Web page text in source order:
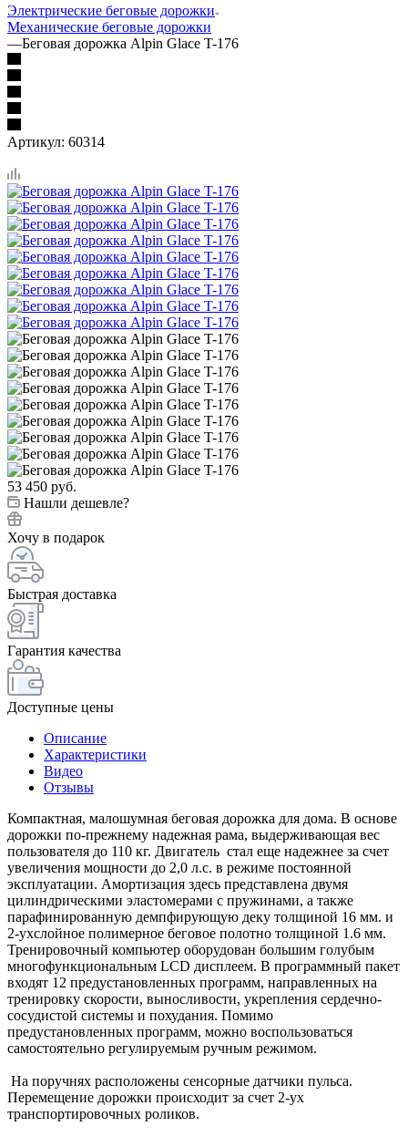
Электрические беговые дорожки
Механические беговые дорожки
—Беговая дорожка Alpin Glace T-176
Артикул: 60314
53 450 руб.
Нашли дешевле?
Хочу в подарок
Быстрая доставка
Гарантия качества
Доступные цены
Описание
Характеристики
Видео
Отзывы
Компактная, малошумная беговая дорожка для дома. В основе
дорожки по-прежнему надежная рама, выдерживающая вес
пользователя до 110 кг. Двигатель стал еще надежнее за счет
увеличения мощности до 2,0 л.с. в режиме постоянной
эксплуатации. Амортизация здесь представлена двумя
цилиндрическими эластомерами с пружинами, а также
парафинированную демпфирующую деку толщиной 16 мм. и
2-ухслойное полимерное беговое полотно толщиной 1.6 мм.
Тренировочный компьютер оборудован большим голубым
многофункциональным LCD дисплеем. В программный пакет
входят 12 предустановленных программ, направленных на
тренировку скорости, выносливости, укрепления сердечно-
сосудистой системы и похудания. Помимо
предустановленных программ, можно воспользоваться
самостоятельно регулируемым ручным режимом.
На поручнях расположены сенсорные датчики пульса.
Перемещение дорожки происходит за счет 2-ух
транспортировочных роликов.